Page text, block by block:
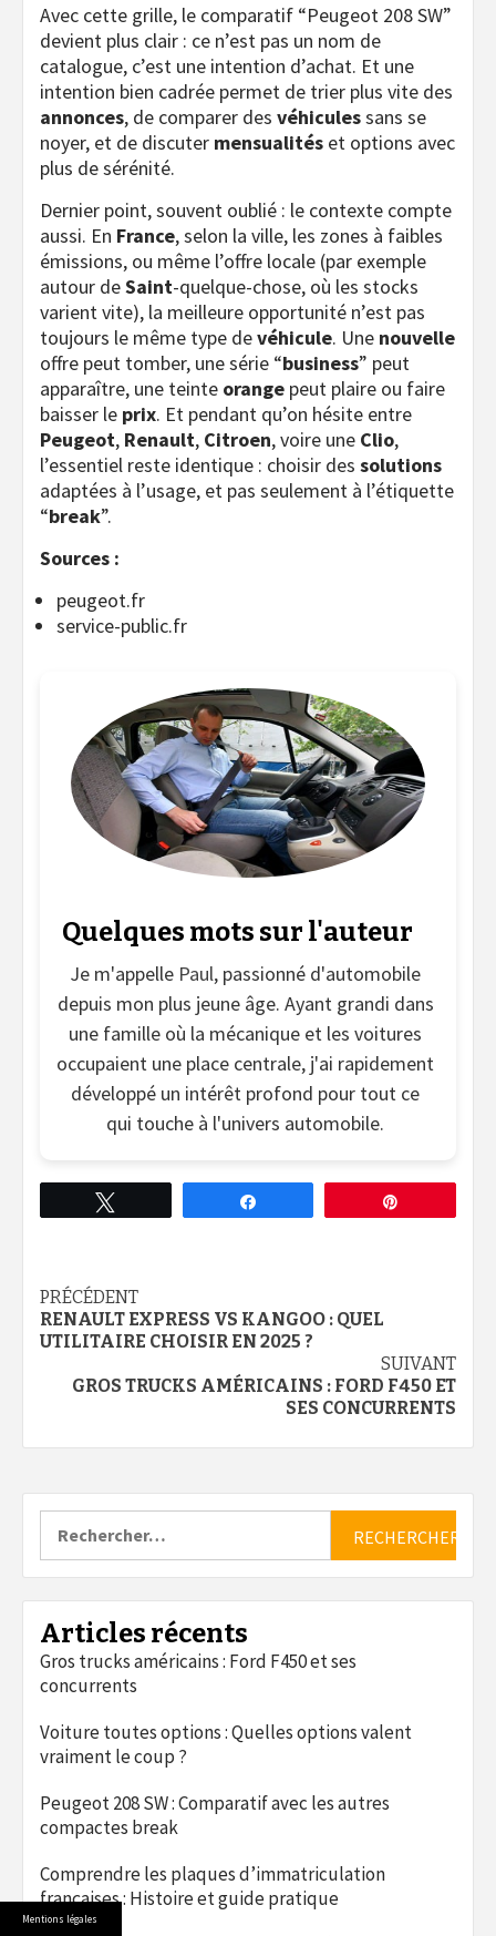
Mentions légales
Avec cette grille, le comparatif “Peugeot 208 SW”
devient plus clair : ce n’est pas un nom de
catalogue, c’est une intention d’achat. Et une
intention bien cadrée permet de trier plus vite des
annonces, de comparer des véhiculessans se
noyer, et de discuter mensualités et options avec
plus de sérénité.
Dernier point, souvent oublié : le contexte compte
aussi. En France, selon la ville, les zones à faibles
émissions, ou même l’offre locale (par exemple
autour deSaint-quelque-chose, où les stocks
varient vite), la meilleure opportunité n’est pas
toujours le même type devéhicule. Une nouvelle
offre peut tomber, une série “business” peut
apparaître, une teinte orange peut plaire ou faire
baisser le prix. Et pendant qu’on hésite entre
Peugeot, Renault, Citroen, voire une Clio,
l’essentiel reste identique : choisir des solutions
adaptées à l’usage, et pas seulement à l’étiquette
“break”.
Sources :
peugeot.fr
service-public.fr
Quelques mots sur l'auteur
Je m'appelle Paul, passionné d'automobile
depuis mon plus jeune âge. Ayant grandi dans
une famille où la mécanique et les voitures
occupaient une place centrale, j'ai rapidement
développé un intérêt profond pour tout ce
qui touche à l'univers automobile.
Continue
Reading
PRÉCÉDENT
RENAULT EXPRESS VS KANGOO : QUEL
UTILITAIRE CHOISIR EN 2025 ?
SUIVANT
GROS TRUCKS AMÉRICAINS : FORD F450 ET
SES CONCURRENTS
Articles récents
Gros trucks américains : Ford F450 et ses
concurrents
Voiture toutes options : Quelles options valent
vraiment le coup ?
Peugeot 208 SW : Comparatif avec les autres
compactes break
Comprendre les plaques d’immatriculation
françaises : Histoire et guide pratique